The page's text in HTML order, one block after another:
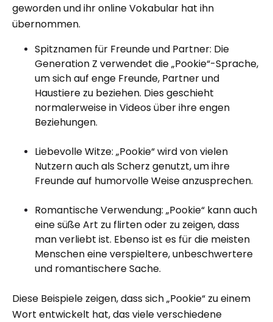
geworden und ihr online Vokabular hat ihn
übernommen.
Spitznamen für Freunde und Partner: Die
Generation Z verwendet die „Pookie“-Sprache,
um sich auf enge Freunde, Partner und
Haustiere zu beziehen. Dies geschieht
normalerweise in Videos über ihre engen
Beziehungen.
Liebevolle Witze: „Pookie“ wird von vielen
Nutzern auch als Scherz genutzt, um ihre
Freunde auf humorvolle Weise anzusprechen.
Romantische Verwendung: „Pookie“ kann auch
eine süße Art zu flirten oder zu zeigen, dass
man verliebt ist. Ebenso ist es für die meisten
Menschen eine verspieltere, unbeschwertere
und romantischere Sache.
Diese Beispiele zeigen, dass sich „Pookie“ zu einem
Wort entwickelt hat, das viele verschiedene